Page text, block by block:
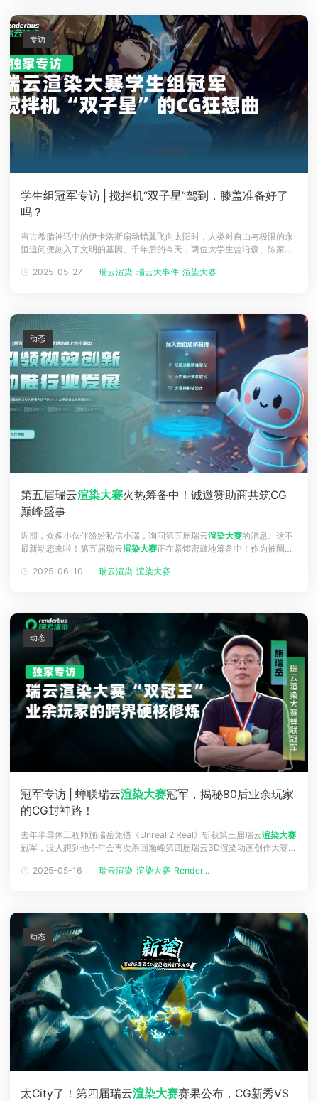
学生组冠军专访 | 搅拌机“双子星”驾到，膝盖准备好了
吗？
当古希腊神话中的伊卡洛斯扇动蜡翼飞向太阳时，人类对自由与极限的永
恒追问便刻入了文明的基因。千年后的今天，两位大学生曾沿森、陈家健
想，并成功斩获四届瑞云3D渲染动画创作大赛学生组冠军。从希腊神话到
2025-05-27 瑞云渲染 瑞云大事件 渲染大赛
专访
第五届瑞云渲染大赛火热筹备中！诚邀赞助商共筑CG
巅峰盛事
近期，众多小伙伴纷纷私信小瑞，询问第五届瑞云渲染大赛的消息。这不
最新动态来啦！第五届瑞云渲染大赛正在紧锣密鼓地筹备中！作为被圈内
站、微信生态、小红书等平台流量持续引爆，堪称CG领域的现象级IP赛
2025-06-10 瑞云渲染 渲染大赛
动态
冠军专访 | 蝉联瑞云渲染大赛冠军，揭秘80后业余玩家
的CG封神路！
去年半导体工程师施瑞岳凭借《Unreal 2 Real》斩获第三届瑞云渲染大赛
冠军，没人想到他今年会再次杀回巅峰第四届瑞云3D渲染动画创作大赛，
身且身兼本职工作的施瑞岳，在蝉联两届冠军的征途中，不仅需攻克技术
2025-05-16 瑞云渲染 渲染大赛 Render...
动态
太City了！第四届瑞云渲染大赛赛果公布，CG新秀VS
动态